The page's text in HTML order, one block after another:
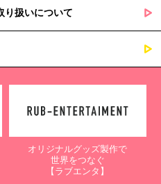
り扱いについて
オリジナルグッズ製作で
世界をつなぐ
【ラブエンタ】